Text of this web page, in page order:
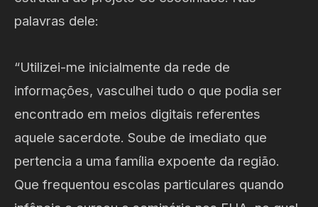
palavras dele:
“Utilizei-me inicialmente da rede de
informações, vasculhei tudo o que podia ser
encontrado em meios digitais referentes
aquele sacerdote. Soube de imediato que
pertencia a uma família expoente da região.
Que frequentou escolas particulares quando